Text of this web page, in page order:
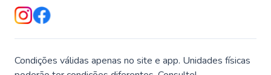
Condições válidas apenas no site e app. Unidades físicas